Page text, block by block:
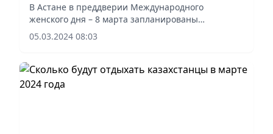
В Астане в преддверии Международного
женского дня – 8 марта запланированы
различные концерты, спектакли,
поздравительные мероприятия, сообщает
05.03.2024 08:03